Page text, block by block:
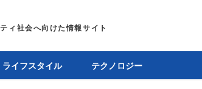
ライフスタイル テクノロジー